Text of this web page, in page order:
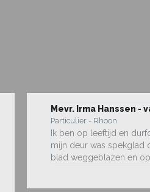
Mevr. Irma Hanssen -
Particulier - Rhoon
Ik ben op leeftijd en
mijn deur was spekglad
blad weggeblazen en